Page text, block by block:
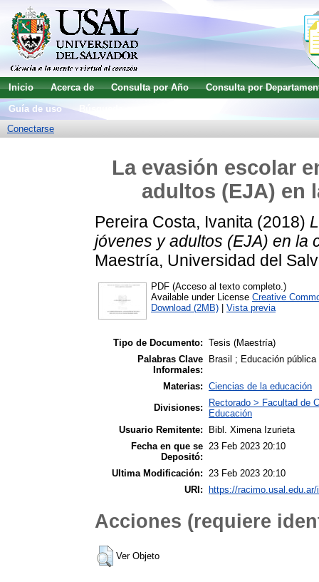
Inicio Acerca de Consulta por Año
Consulta por
Guía de uso
Conectarse
La evasión escolar
adultos (EJA) en
Pereira Costa, Ivanita (2018)
jóvenes y adultos (EJA) en la
Maestría, Universidad del
PDF (Acceso al texto completo.)
Available under License Creative
Download (2MB)
Vista previa
Tipo de Documento: Tesis (Maestría)
Palabras Clave
Informales:
Brasil ; Educación
Materias: Ciencias de la educación
Divisiones:
Rectorado > Facultad de
Educación
Usuario Remitente:
Bibl. Ximena Izurieta
Fecha en que se
Depositó:
23 Feb 2023 20:10
Ultima Modificación: 23 Feb 2023 20:10
URI:
https://
Acciones (requiere
Ver Objeto